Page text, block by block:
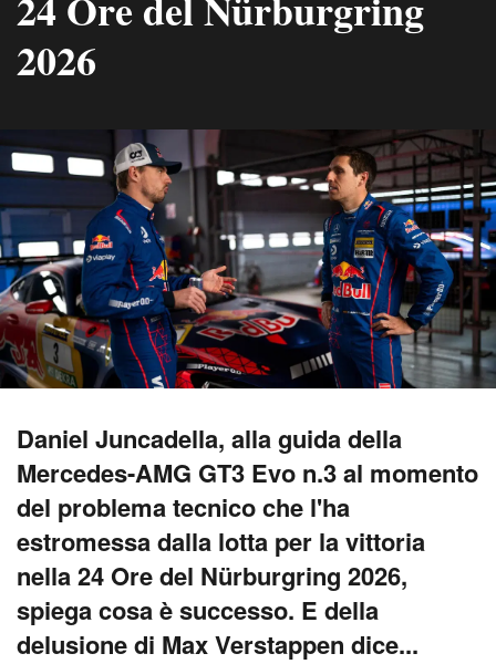
2026
Daniel Juncadella, alla guida della
Mercedes-AMG GT3 Evo n.3 al momento
del problema tecnico che l'ha
estromessa dalla lotta per la vittoria
nella 24 Ore del Nürburgring 2026,
spiega cosa è successo. E della
delusione di Max Verstappen dice...